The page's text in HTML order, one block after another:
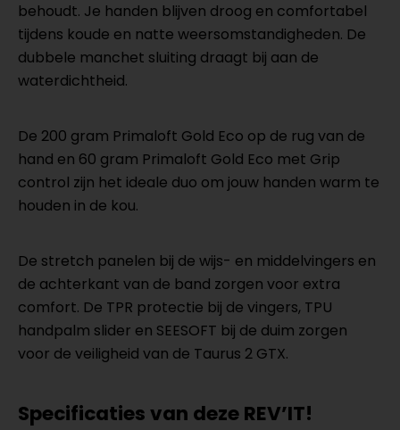
behoudt. Je handen blijven droog en comfortabel
tijdens koude en natte weersomstandigheden. De
dubbele manchet sluiting draagt bij aan de
waterdichtheid.
De 200 gram Primaloft Gold Eco op de rug van de
hand en 60 gram Primaloft Gold Eco met Grip
control zijn het ideale duo om jouw handen warm te
houden in de kou.
De stretch panelen bij de wijs- en middelvingers en
de achterkant van de band zorgen voor extra
comfort. De TPR protectie bij de vingers, TPU
handpalm slider en SEESOFT bij de duim zorgen
voor de veiligheid van de Taurus 2 GTX.
Specificaties van deze REV’IT!